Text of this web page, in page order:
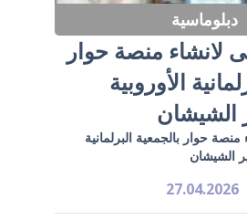
دبلوماسية
لانشاء منصة حوار
الأوروبية
الشيشان
حوار بالجمعية البرلمانية
الشيشان
27.04.2026